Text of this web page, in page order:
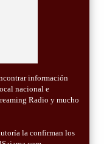
información
nacional e
Radio y mucho
la confirman los